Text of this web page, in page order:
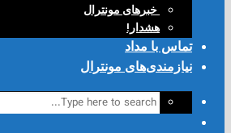
‌ خبرهای مونترال
هشدار!
تماس با مداد
نیازمندی‌های مونترال